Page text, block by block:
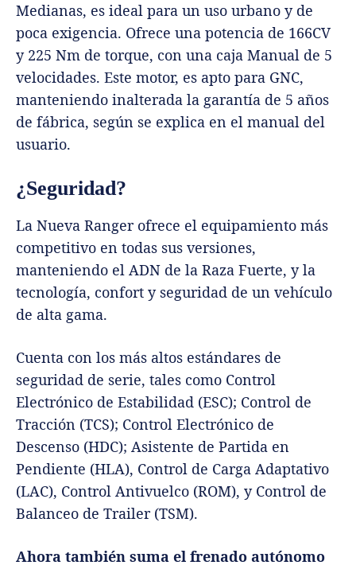
Medianas, es ideal para un uso urbano y de
poca exigencia. Ofrece una potencia de 166CV
y 225 Nm de torque, con una caja Manual de 5
velocidades. Este motor, es apto para GNC,
manteniendo inalterada la garantía de 5 años
de fábrica, según se explica en el manual del
usuario.
¿Seguridad?
La Nueva Ranger ofrece el equipamiento más
competitivo en todas sus versiones,
manteniendo el ADN de la Raza Fuerte, y la
tecnología, confort y seguridad de un vehículo
de alta gama.
Cuenta con los más altos estándares de
seguridad de serie, tales como Control
Electrónico de Estabilidad (ESC); Control de
Tracción (TCS); Control Electrónico de
Descenso (HDC); Asistente de Partida en
Pendiente (HLA), Control de Carga Adaptativo
(LAC), Control Antivuelco (ROM), y Control de
Balanceo de Trailer (TSM).
Ahora también suma el frenado autónomo